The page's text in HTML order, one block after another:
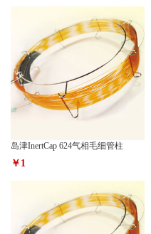
岛津InertCap 624气相毛细管柱
￥1